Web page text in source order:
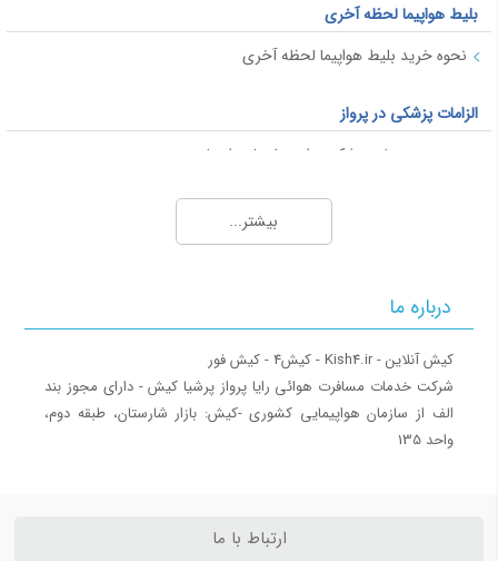
بلیط هواپیما لحظه آخری
نحوه خرید بلیط هواپیما لحظه آخری
الزامات پزشکی در پرواز
محدودیت های پزشکی برای سفر با هواپیما
ویزای شینگن
کشورهای بدون ویزا برای ایرانیان
بار همراه مسافر
بیشتر...
درباره ما
‎کیش آنلاین - Kish4.ir - کیش4 - کیش فور
‎شرکت خدمات مسافرت هوائی رایا پرواز پرشیا کیش - دارای مجوز بند
الف از سازمان هواپیمایی کشوری ‎-کیش: بازار شارستان، طبقه دوم،
واحد 135
ارتباط با ما